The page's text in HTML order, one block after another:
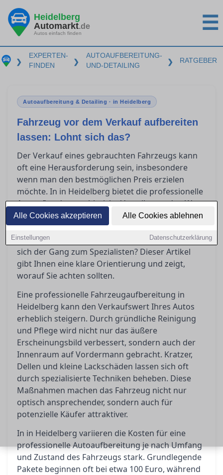
Alle Cookies akzeptieren Alle Cookies ablehnen
Einstellungen Datenschutzerklärung
Heidelberg
Automarkt.de
Autos einfach finden ☰
❯
EXPERTEN-
FINDEN
❯
AUTOAUFBEREITUNG-
UND-DETAILING
❯ RATGEBER
Autoaufbereitung & Detailing · in Heidelberg
Fahrzeug vor dem Verkauf aufbereiten
lassen: Lohnt sich das?
Der Verkauf eines gebrauchten Fahrzeugs kann
oft eine Herausforderung sein, insbesondere
wenn man den bestmöglichen Preis erzielen
möchte. In in Heidelberg bietet die professionelle
Autoaufbereitungzahlreiche Vorteile, um den Wert
des Fahrzeugs zu steigern. Doch welche
Maßnahmen sind wirklich notwendig, welche
Kosten kommen auf einen zu, und wann lohnt
sich der Gang zum Spezialisten? Dieser Artikel
gibt Ihnen eine klare Orientierung und zeigt,
worauf Sie achten sollten.
Eine professionelle Fahrzeugaufbereitung in
Heidelberg kann den Verkaufswert Ihres Autos
erheblich steigern. Durch gründliche Reinigung
und Pflege wird nicht nur das äußere
Erscheinungsbild verbessert, sondern auch der
Innenraum auf Vordermann gebracht. Kratzer,
Dellen und kleine Lackschäden lassen sich oft
durch spezialisierte Techniken beheben. Diese
Maßnahmen machen das Fahrzeug nicht nur
optisch ansprechender, sondern auch für
potenzielle Käufer attraktiver.
In in Heidelberg variieren die Kosten für eine
professionelle Autoaufbereitung je nach Umfang
und Zustand des Fahrzeugs stark. Grundlegende
Pakete beginnen oft bei etwa 100 Euro, während